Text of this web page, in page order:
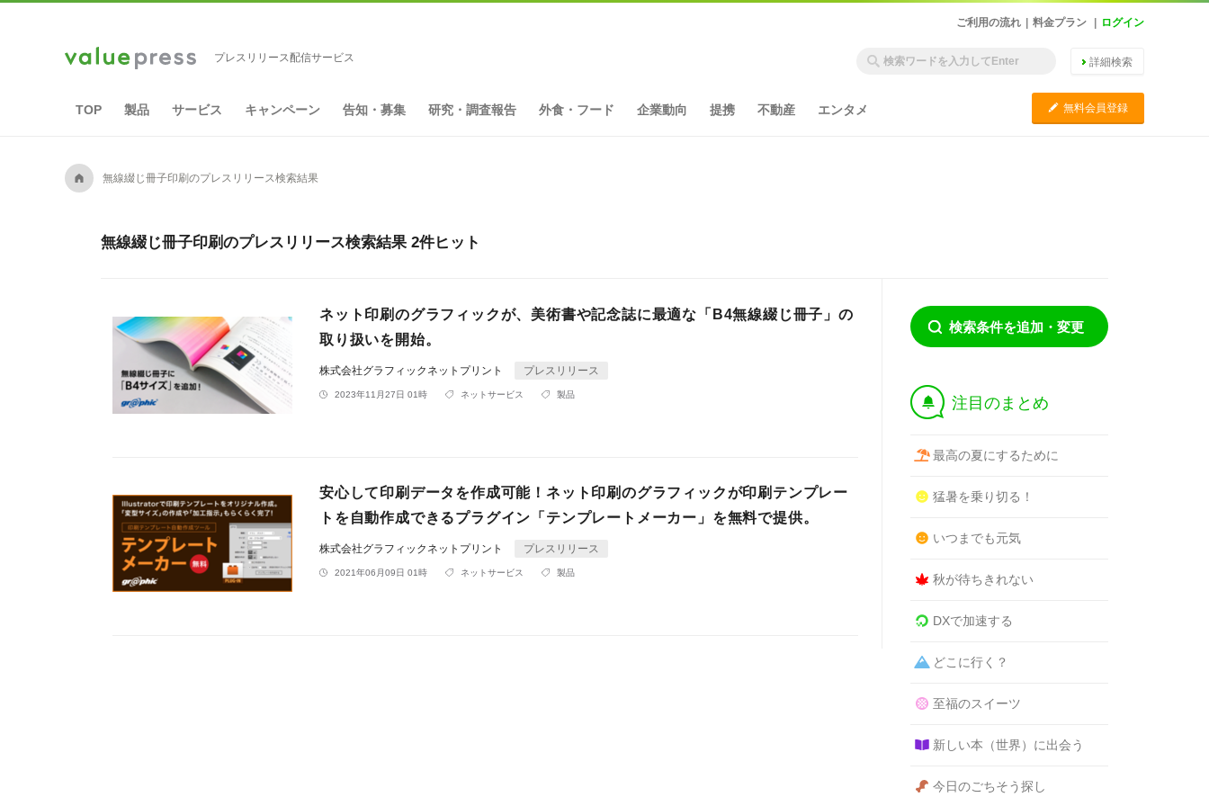
ご利用の流れ 料金プラン ログイン
プレスリリース配信サービス 詳細検索
TOP 製品 サービス キャンペーン 告知・募集 研究・調査報告 外食・フード 企業動向 提携 不動産 エンタメ C 無料会員登録
A 無線綴じ冊子印刷のプレスリリース検索結果
無線綴じ冊子印刷のプレスリリース検索結果 2件ヒット
ネット印刷のグラフィックが、美術書や記念誌に最適な「B4無線綴じ冊子」の
取り扱いを開始。
株式会社グラフィックネットプリント プレスリリース
2023年11月27日 01時 ネットサービス 製品
安心して印刷データを作成可能！ネット印刷のグラフィックが印刷テンプレー
トを自動作成できるプラグイン「テンプレートメーカー」を無料で提供。
株式会社グラフィックネットプリント プレスリリース
2021年06月09日 01時 ネットサービス 製品
検索条件を追加・変更
† 注目のまとめ
最高の夏にするために
猛暑を乗り切る！
いつまでも元気
秋が待ちきれない
DXで加速する
どこに行く？
至福のスイーツ
新しい本（世界）に出会う
今日のごちそう探し